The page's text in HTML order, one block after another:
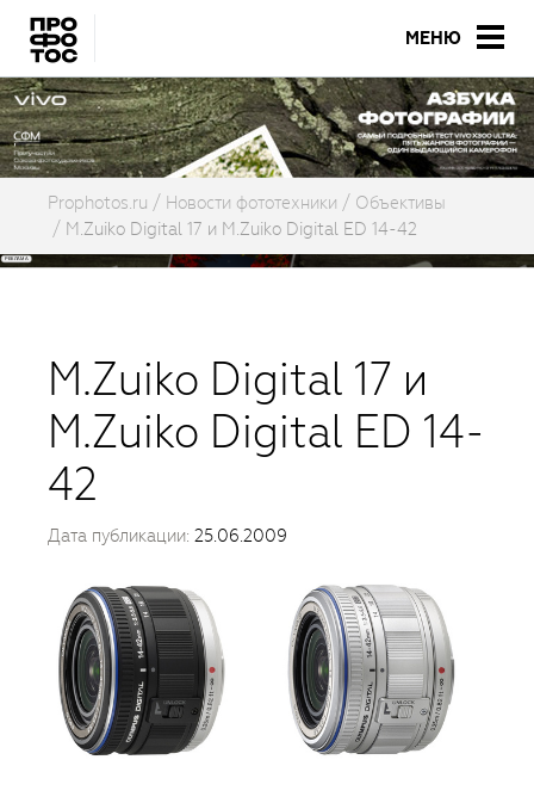
МЕНЮ
Prophotos.ru Новости фототехники
Объективы
M.Zuiko Digital 17 и M.Zuiko Digital ED 14-42
M.Zuiko Digital 17 и
M.Zuiko Digital ED 14-
42
Дата публикации: 25.06.2009